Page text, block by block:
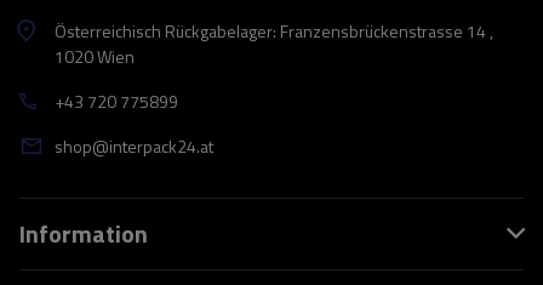
Österreichisch Rückgabelager: Franzensbrückenstrasse 14 ,
1020 Wien
+43 720 775899
shop@interpack24.at
Information